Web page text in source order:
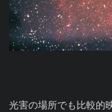
光害の場所でも比較的